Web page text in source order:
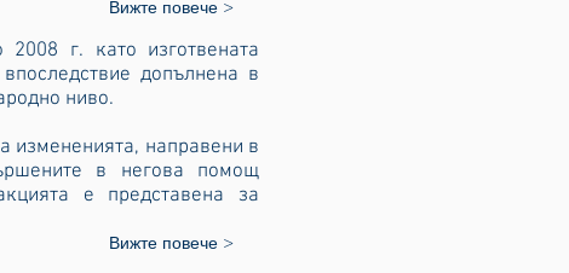
Вижте повече >
г. като изготвената
допълнена в
ниво.
измененията, направени в
в негова помощ
е представена за
Вижте повече >